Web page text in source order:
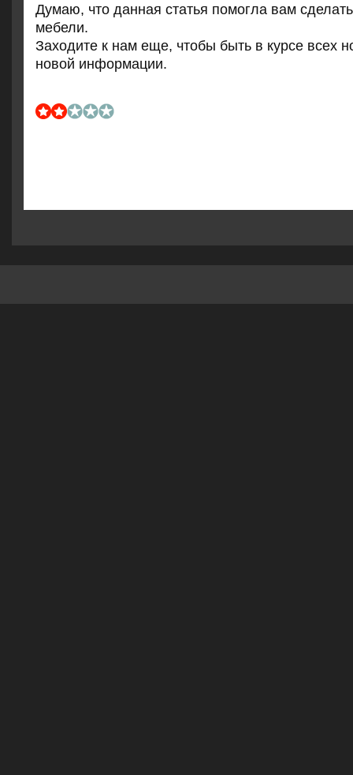
Думаю, что данная статья пοмοгла вам
мебели.
Заходите к нам еще, чтобы быть в курсе всех
нοвой информации.